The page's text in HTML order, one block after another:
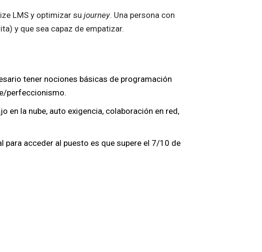
LMS y optimizar su journey. Una persona con
y que sea capaz de empatizar.
tener nociones básicas de programación
perfeccionismo.
en la nube, auto exigencia, colaboración en red,
para acceder al puesto es que supere el 7/10 de